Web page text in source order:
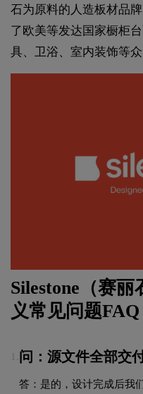
石为原料的人造板材品
了欧美等发达国家橱柜
具、卫浴、室内装饰等
Silestone（赛丽
义常见问题FAQ
问：源文件全部交
答：是的，设计完成后我